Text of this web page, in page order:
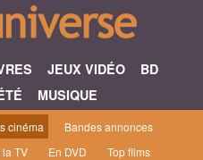
JEUX VIDÉO
BD
MUSIQUE
cinéma
Bandes annonces
TV En DVD
Top films